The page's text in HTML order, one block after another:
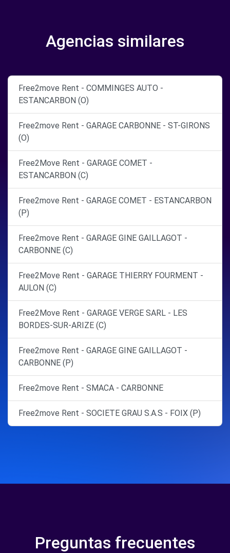
Agencias similares
Free2move Rent - COMMINGES AUTO -
ESTANCARBON (O)
Free2move Rent - GARAGE CARBONNE - ST-GIRONS
(O)
Free2Move Rent - GARAGE COMET -
ESTANCARBON (C)
Free2move Rent - GARAGE COMET - ESTANCARBON
(P)
Free2move Rent - GARAGE GINE GAILLAGOT -
CARBONNE (C)
Free2Move Rent - GARAGE THIERRY FOURMENT -
AULON (C)
Free2Move Rent - GARAGE VERGE SARL - LES
BORDES-SUR-ARIZE (C)
Free2move Rent - GARAGE GINE GAILLAGOT -
CARBONNE (P)
Free2move Rent - SMACA - CARBONNE
Free2move Rent - SOCIETE GRAU S.A.S - FOIX (P)
Preguntas frecuentes